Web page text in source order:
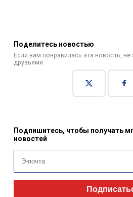
Поделитесь новостью
Если вам понравилась эта новость,
друзьями
Подпишитесь, чтобы получать
новостей